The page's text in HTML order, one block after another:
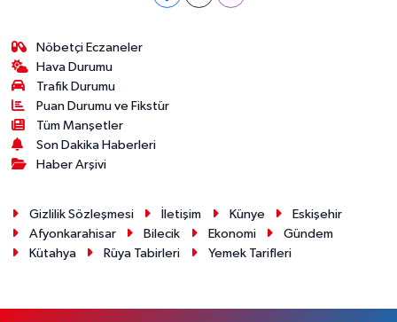
Nöbetçi Eczaneler
Hava Durumu
Trafik Durumu
Puan Durumu ve Fikstür
Tüm Manşetler
Son Dakika Haberleri
Haber Arşivi
Gizlilik Sözleşmesi İletişim Künye
Eskişehir
Afyonkarahisar
Bilecik Ekonomi
Gündem
Kütahya
Rüya Tabirleri Yemek Tarifleri